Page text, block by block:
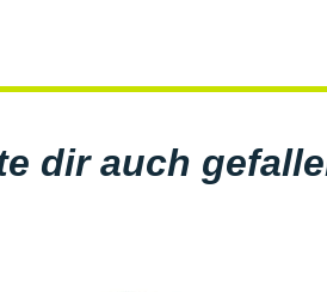
dir auch